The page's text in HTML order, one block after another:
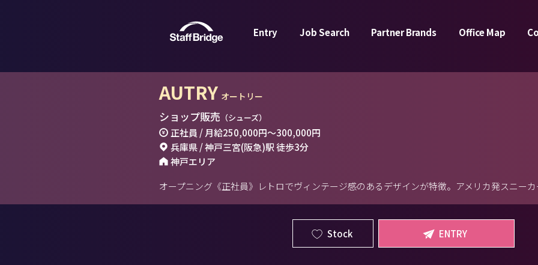
Entry Job Search Partner Brands Office Map
AUTRY オートリー
ショップ販売 （シューズ）
正社員 / 月給250,000円～300,000円
兵庫県 / 神戸三宮(阪急)駅 徒歩3分
神戸エリア
オープニング《正社員》レトロでヴィンテージ感のあるデザインが特徴。アメリカ発スニー
Stock ENTRY